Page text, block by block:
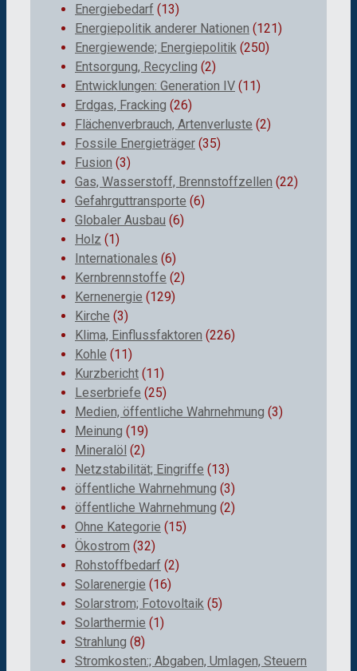
Energiebedarf (13)
Energiepolitik anderer Nationen (121)
Energiewende; Energiepolitik (250)
Entsorgung, Recycling (2)
Entwicklungen: Generation IV (11)
Erdgas, Fracking (26)
Flächenverbrauch, Artenverluste (2)
Fossile Energieträger (35)
Fusion (3)
Gas, Wasserstoff, Brennstoffzellen (22)
Gefahrguttransporte (6)
Globaler Ausbau (6)
Holz (1)
Internationales (6)
Kernbrennstoffe (2)
Kernenergie (129)
Kirche (3)
Klima, Einflussfaktoren (226)
Kohle (11)
Kurzbericht (11)
Leserbriefe (25)
Medien, öffentliche Wahrnehmung (3)
Meinung (19)
Mineralöl (2)
Netzstabilität; Eingriffe (13)
öffentliche Wahrnehmung (3)
öffentliche Wahrnehmung (2)
Ohne Kategorie (15)
Ökostrom (32)
Rohstoffbedarf (2)
Solarenergie (16)
Solarstrom; Fotovoltaik (5)
Solarthermie (1)
Strahlung (8)
Stromkosten:; Abgaben, Umlagen, Steuern